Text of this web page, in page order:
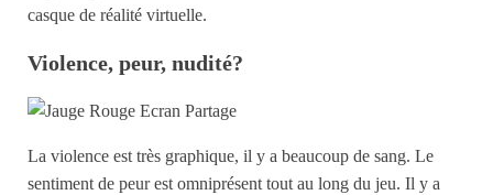
casque de réalité virtuelle.
Violence, peur, nudité?
La violence est très graphique, il y a beaucoup de sang. Le
sentiment de peur est omniprésent tout au long du jeu. Il y a